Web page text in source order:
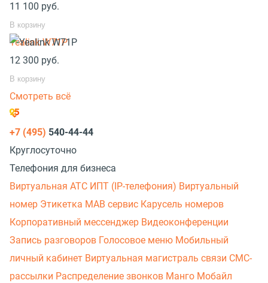
11 100 руб.
В корзину
Yealink W71P
12 300 руб.
В корзину
Смотреть всё
+7 (495) 540-44-44
Круглосуточно
Телефония для бизнеса
Виртуальная АТС ИПТ (IP-телефония) Виртуальный
номер Этикетка МАВ сервис Карусель номеров
Корпоративный мессенджер Видеоконференции
Запись разговоров Голосовое меню Мобильный
личный кабинет Виртуальная магистраль связи СМС-
рассылки Распределение звонков Манго Мобайл